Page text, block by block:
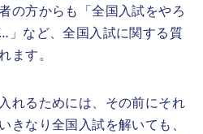
の方からも「全国入試をやろ
」など、全国入試に関する質
ます。
れるためには、その前にそれ
きなり全国入試を解いても、